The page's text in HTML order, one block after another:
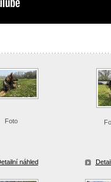
Foto
náhled